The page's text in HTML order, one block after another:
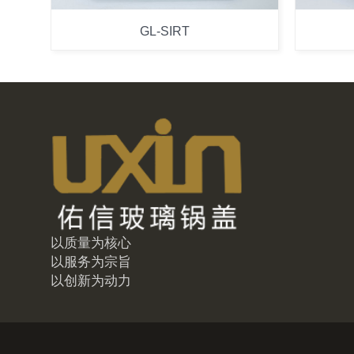
GL-SIRT
以质量为核心
以服务为宗旨
以创新为动力